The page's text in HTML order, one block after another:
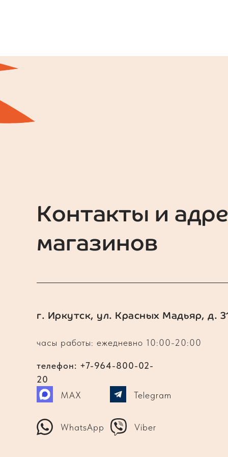
Контакты и
магазинов
часы работы: ежедневно 10:00-20:00
г. Иркутск, ул. Красных Мадьяр, д.
WhatsApp Viber
Telegram
MAX
телефон: +7-964-800-02-
20